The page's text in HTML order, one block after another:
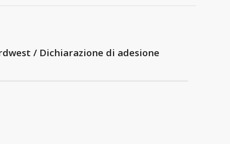
/ Dichiarazione di adesione